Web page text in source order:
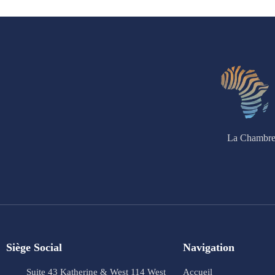
La
Siège Social
Suite 43 Katherine & West 114 West
Navigation
Accueil